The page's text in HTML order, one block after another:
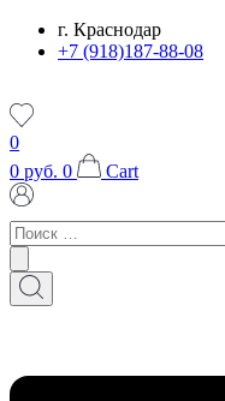
Перейтиг. Краснодар
+7 (918)187-88-08
0
0 руб. 0 Cart